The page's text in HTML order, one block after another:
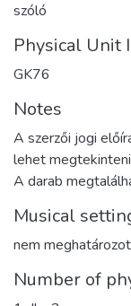
szóló
Physical Unit
GK76
Notes
A szerzői jogi
lehet
A darab
Musical
nem
Number of